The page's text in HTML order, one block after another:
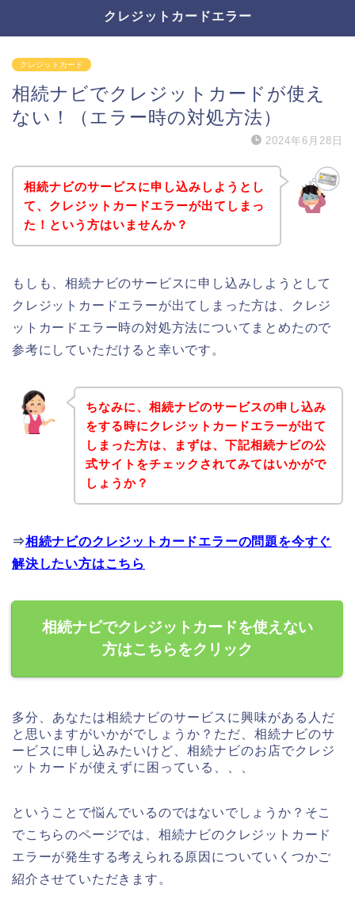
クレジットカードエラー
クレジットカード
相続ナビでクレジットカードが使え
ない！（エラー時の対処方法）
2024年6月28日
相続ナビのサービスに申し込みしようとし
て、クレジットカードエラーが出てしまっ
た！という方はいませんか？
もしも、相続ナビのサービスに申し込みしようとして
クレジットカードエラーが出てしまった方は、クレジ
ットカードエラー時の対処方法についてまとめたので
参考にしていただけると幸いです。
ちなみに、相続ナビのサービスの申し込み
をする時にクレジットカードエラーが出て
しまった方は、まずは、下記相続ナビの公
式サイトをチェックされてみてはいかがで
しょうか？
⇒相続ナビのクレジットカードエラーの問題を今すぐ
解決したい方はこちら
相続ナビでクレジットカードを使えない
方はこちらをクリック
多分、あなたは相続ナビのサービスに興味がある人だ
と思いますがいかがでしょうか？ただ、相続ナビのサ
ービスに申し込みたいけど、相続ナビのお店でクレジ
ットカードが使えずに困っている、、、
ということで悩んでいるのではないでしょうか？そこ
でこちらのページでは、相続ナビのクレジットカード
エラーが発生する考えられる原因についていくつかご
紹介させていただきます。